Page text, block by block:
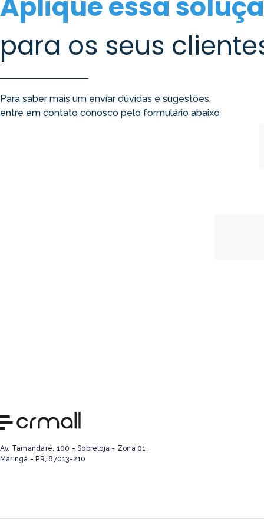
para os seus
Para saber mais um enviar dúvidas e sugestões,
entre em contato conosco pelo formulário abaixo
Av. Tamandaré, 100 - Sobreloja - Zona 01,
Maringá - PR, 87013-210